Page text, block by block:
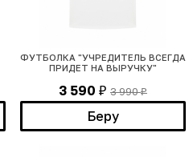
ФУТБОЛКА "УЧРЕДИТЕЛЬ ВСЕГДА
ПРИДЕТ НА ВЫРУЧКУ"
3 590 ₽ 3 990₽
Беру